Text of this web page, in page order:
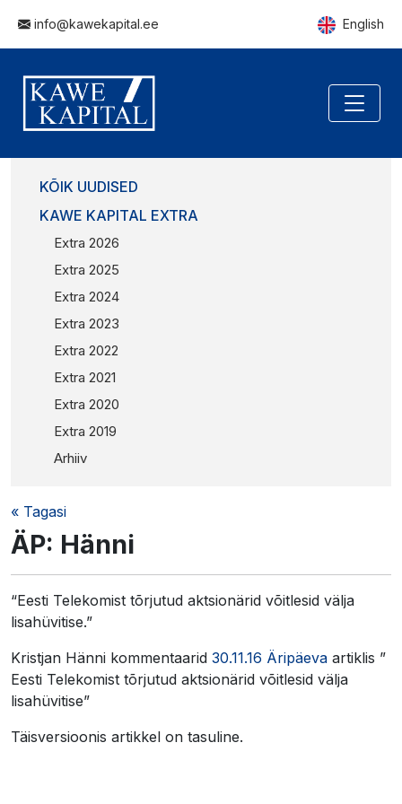
info@kawekapital.ee English
KÕIK UUDISED
KAWE KAPITAL EXTRA
Extra 2026
Extra 2025
Extra 2024
Extra 2023
Extra 2022
Extra 2021
Extra 2020
Extra 2019
Arhiiv
« Tagasi
ÄP: Hänni
“Eesti Telekomist tõrjutud aktsionärid võitlesid välja
lisahüvitise.”
Kristjan Hänni kommentaarid 30.11.16 Äripäeva artiklis ”
Eesti Telekomist tõrjutud aktsionärid võitlesid välja
lisahüvitise”
Täisversioonis artikkel on tasuline.